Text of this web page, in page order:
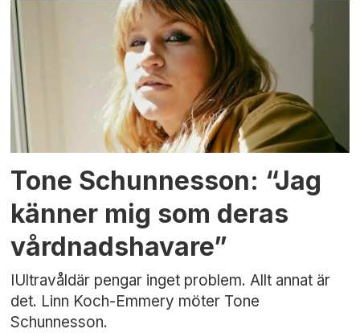
Tone Schunnesson: “Jag
känner mig som deras
vårdnadshavare”
IUltravåldär pengar inget problem. Allt annat är
det. Linn Koch-Emmery möter Tone
Schunnesson.